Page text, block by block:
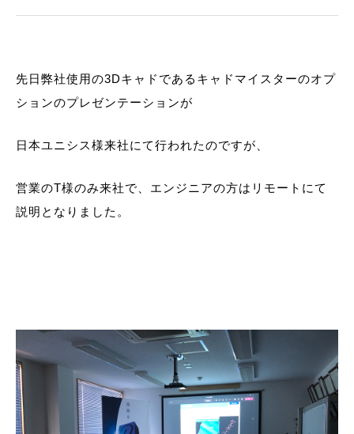
先日弊社使用の3Dキャドであるキャドマイスターのオプ
ションのプレゼンテーションが
日本ユニシス様来社にて行われたのですが、
営業のT様のみ来社で、エンジニアの方はリモートにて
説明となりました。